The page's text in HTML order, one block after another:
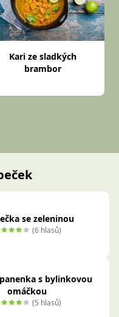
Kari ze sladkých
brambor
se zeleninou
(6 hlasů)
s bylinkovou
omáčkou
(5 hlasů)